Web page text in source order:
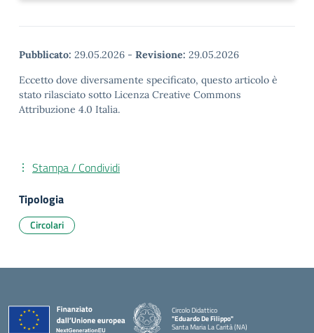
Pubblicato: 29.05.2026 - Revisione: 29.05.2026
Eccetto dove diversamente specificato, questo articolo è
stato rilasciato sotto Licenza Creative Commons
Attribuzione 4.0 Italia.
Stampa / Condividi
Tipologia
Circolari
Circolo Didattico
"Eduardo De Filippo"
Santa Maria La Carità (NA)